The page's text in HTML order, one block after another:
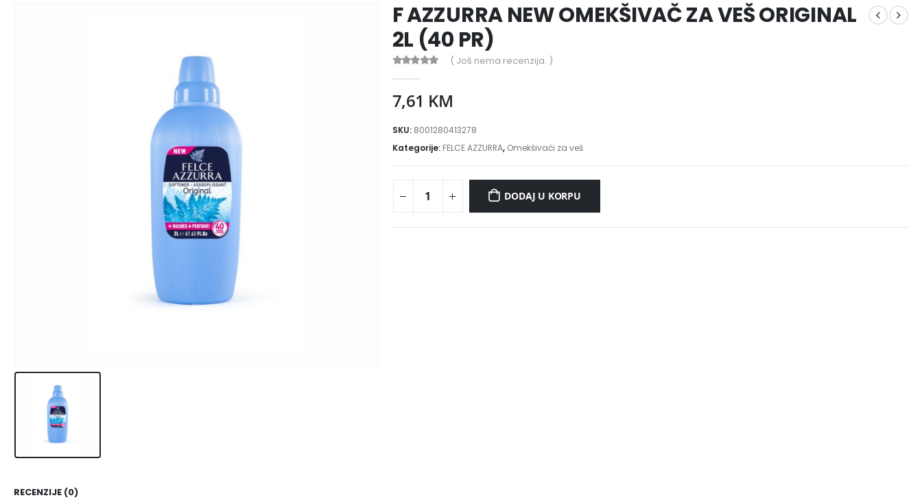
F AZZURRA NEW OMEKŠIVAČ ZA VEŠ ORIGINAL
2L (40 PR)
( Još nema recenzija. )
7,61 KM
SKU: 8001280413278
Kategorije: FELCE AZZURRA, Omekšivači za veš
DODAJ U KORPU
RECENZIJE (0)